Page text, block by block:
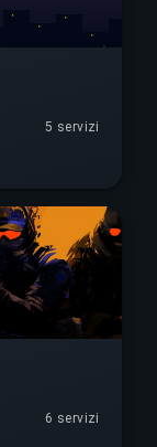
5 servizi
6 servizi